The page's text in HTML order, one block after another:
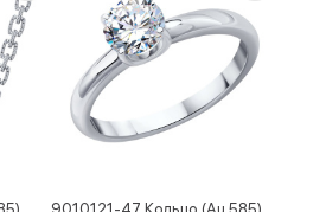
9010121-47 Кольцо (Au 585)